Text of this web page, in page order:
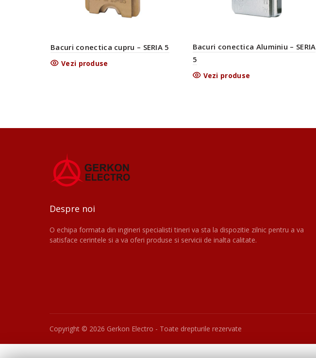
Bacuri conectica cupru – SERIA 5
Vezi produse
Bacuri conectica Aluminiu – SERIA
5
Vezi produse
Despre noi
O echipa formata din ingineri specialisti tineri va sta la dispozitie zilnic pentru a va
satisface cerintele si a va oferi produse si servicii de inalta calitate.
Copyright © 2026 Gerkon Electro - Toate drepturile rezervate